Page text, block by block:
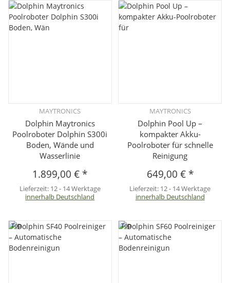
MAYTRONICS
Dolphin Maytronics
Poolroboter Dolphin S300i
Boden, Wände und
Wasserlinie
1.899,00 € *
Lieferzeit: 12 - 14 Werktage
innerhalb Deutschland
MAYTRONICS
Dolphin Pool Up –
kompakter Akku-
Poolroboter für schnelle
Reinigung
649,00 € *
Lieferzeit: 12 - 14 Werktage
innerhalb Deutschland
Top Top